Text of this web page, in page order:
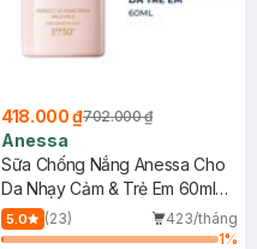
418.000 ₫702.000 ₫
Anessa
Sữa Chống Nắng Anessa Cho
Da Nhạy Cảm & Trẻ Em 60ml
(Mới)
5.0 (23)
423/tháng
1%